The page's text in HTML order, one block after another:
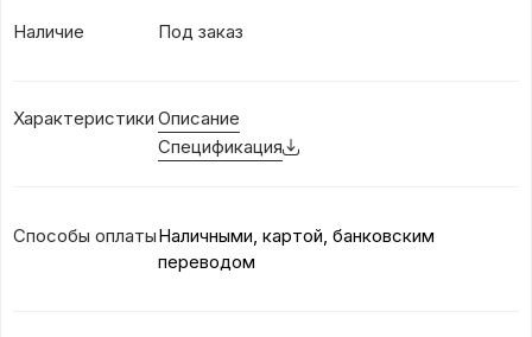
Наличие Под заказ
Характеристики Описание
Спецификация
Способы оплатыНаличными, картой, банковским
переводом